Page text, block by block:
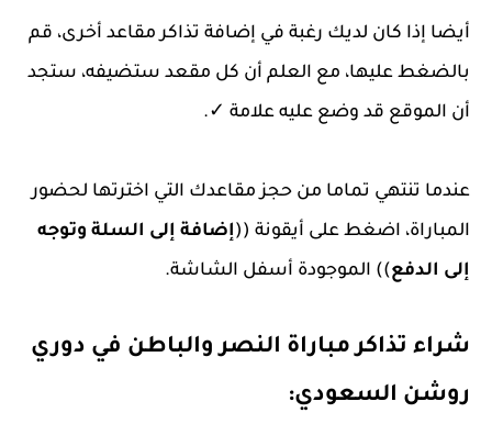
أيضا إذا كان لديك رغبة في إضافة تذاكر مقاعد أخرى، قم
بالضغط عليها، مع العلم أن كل مقعد ستضيفه، ستجد
أن الموقع قد وضع عليه علامة ✓.
عندما تنتهي تماما من حجز مقاعدك التي اخترتها لحضور
المباراة، اضغط على أيقونة ((إضافة إلى السلة وتوجه
إلى الدفع)) الموجودة أسفل الشاشة.
شراء تذاكر مباراة النصر والباطن في دوري
روشن السعودي: